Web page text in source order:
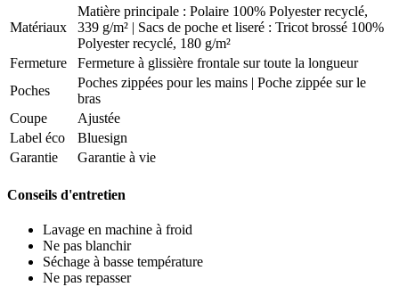
Matériaux
Matière principale : Polaire 100% Polyester recyclé,
339 g/m² | Sacs de poche et liseré : Tricot brossé 100%
Polyester recyclé, 180 g/m²
Fermeture
Fermeture à glissière frontale sur toute la longueur
Poches
Poches zippées pour les mains | Poche zippée sur le
bras
Coupe
Ajustée
Label éco
Bluesign
Garantie
Garantie à vie
Conseils d'entretien
Lavage en machine à froid
Ne pas blanchir
Séchage à basse température
Ne pas repasser